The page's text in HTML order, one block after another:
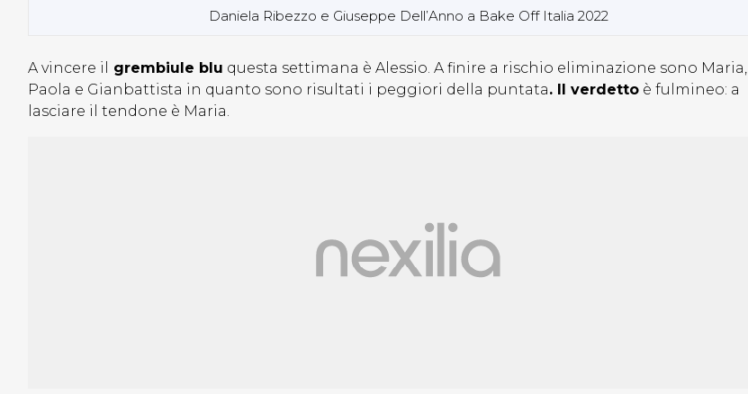
Daniela Ribezzo e Giuseppe Dell’Anno a Bake Off Italia 2022
A vincere il grembiule blu questa settimana è Alessio. A finire a rischio eliminazione sono Maria,
Paola e Gianbattista in quanto sono risultati i peggiori della puntata. Il verdetto è fulmineo: a
lasciare il tendone è Maria.